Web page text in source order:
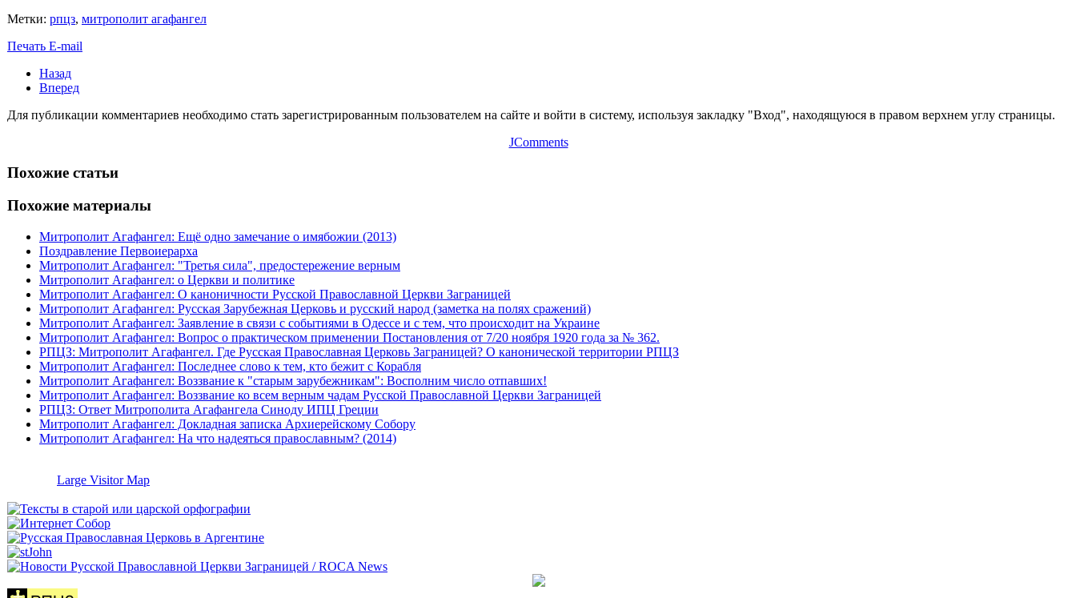
Метки: рпцз, митрополит агафангел
Печать E-mail
Назад
Вперед
Для публикации комментариев необходимо стать зарегистрированным пользователем на сайте и войти в систему, используя закладку "Вход", находящуюся в правом верхнем углу страницы.
JComments
Похожие статьи
Похожие материалы
Митрополит Агафангел: Ещё одно замечание о имябожии (2013)
Поздравление Первоиерарха
Митрополит Агафангел: "Третья сила", предостережение верным
Митрополит Агафангел: о Церкви и политике
Митрополит Агафангел: О каноничности Русской Православной Церкви Заграницей
Митрополит Агафангел: Русская Зарубежная Церковь и русский народ (заметка на полях сражений)
Митрополит Агафангел: Заявление в связи с событиями в Одессе и с тем, что происходит на Украине
Митрополит Агафангел: Вопрос о практическом применении Постановления от 7/20 ноября 1920 года за № 362.
РПЦЗ: Митрополит Агафангел. Где Русская Православная Церковь Заграницей? О канонической территории РПЦЗ
Митрополит Агафангел: Последнее слово к тем, кто бежит с Корабля
Митрополит Агафангел: Воззвание к "старым зарубежникам": Восполним число отпавших!
Митрополит Агафангел: Воззвание ко всем верным чадам Русской Православной Церкви Заграницей
РПЦЗ: Ответ Митрополита Агафангела Синоду ИПЦ Греции
Митрополит Агафангел: Докладная записка Архиерейскому Собору
Митрополит Агафангел: На что надеяться православным? (2014)
Large Visitor Map